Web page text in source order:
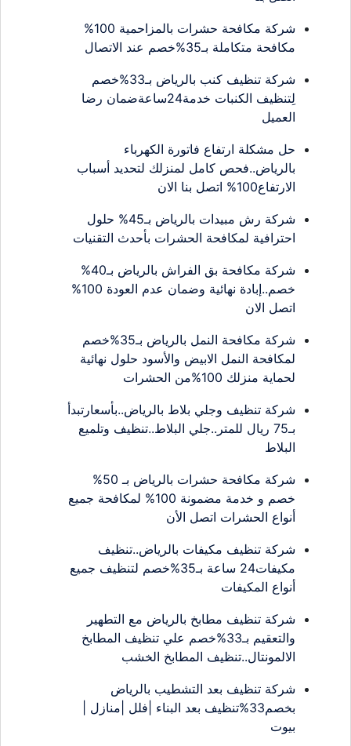
شركة مكافحة حشرات بالمزاحمية 100%
مكافحة متكاملة بـ35%خصم عند الاتصال
شركة تنظيف كنب بالرياض بـ33%خصم
لِتنظيف الكنبات خدمة24ساعةضمان رضا
العميل
حل مشكلة ارتفاع فاتورة الكهرباء
بالرياض..فحص كامل لمنزلك لتحديد أسباب
الارتفاع100% اتصل بنا الان
شركة رش مبيدات بالرياض بـ45% حلول
احترافية لمكافحة الحشرات بأحدث التقنيات
شركة مكافحة بق الفراش بالرياض بـ40%
خصم..إبادة نهائية وضمان عدم العودة 100%
اتصل الان
شركة مكافحة النمل بالرياض بـ35%خصم
لمكافحة النمل الابيض والأسود حلول نهائية
لحماية منزلك 100%من الحشرات
شركة تنظيف وجلي بلاط بالرياض..بأسعارتبدأ
بـ75 ريال للمتر..جلي البلاط..تنظيف وتلميع
البلاط
شركة مكافحة حشرات بالرياض بـ 50%
خصم و خدمة مضمونة 100% لمكافحة جميع
أنواع الحشرات اتصل الأن
شركة تنظيف مكيفات بالرياض..تنظيف
مكيفات24 ساعة بـ35%خصم لتنظيف جميع
أنواع المكيفات
شركة تنظيف مطابخ بالرياض مع التطهير
والتعقيم بـ33%خصم علي تنظيف المطابخ
الالمونتال..تنظيف المطابخ الخشب
شركة تنظيف بعد التشطيب بالرياض
بخصم33%تنظيف بعد البناء |فلل |منازل |
بيوت